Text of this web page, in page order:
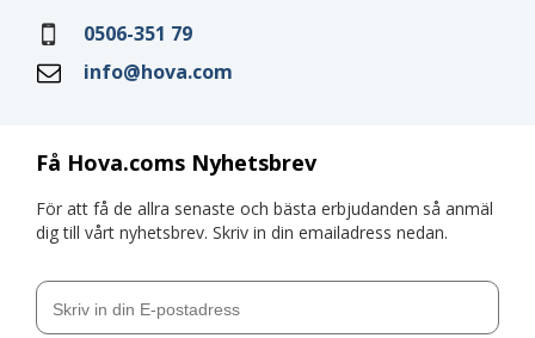
Få Hova.coms Nyhetsbrev
För att få de allra senaste och bästa erbjudanden så anmäl
dig till vårt nyhetsbrev. Skriv in din emailadress nedan.
0506-351 79
info@hova.com